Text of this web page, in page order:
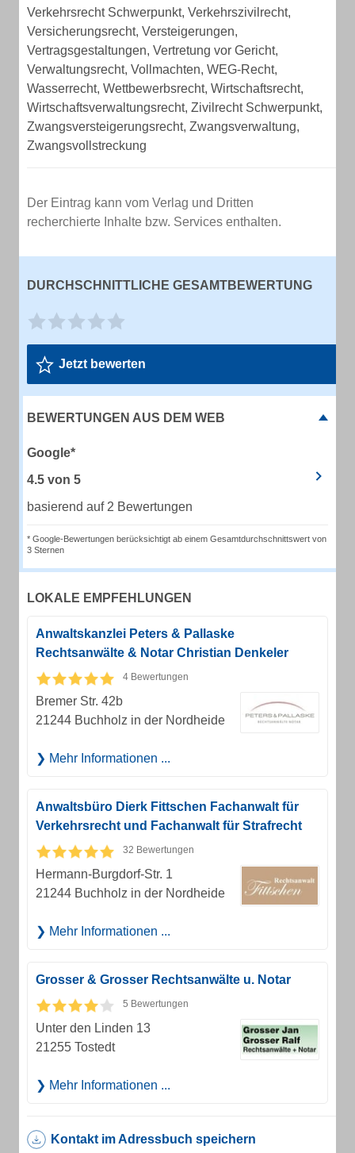
Verkehrsrecht Schwerpunkt, Verkehrszivilrecht,
Versicherungsrecht, Versteigerungen,
Vertragsgestaltungen, Vertretung vor Gericht,
Verwaltungsrecht, Vollmachten, WEG-Recht,
Wasserrecht, Wettbewerbsrecht, Wirtschaftsrecht,
Wirtschaftsverwaltungsrecht, Zivilrecht Schwerpunkt,
Zwangsversteigerungsrecht, Zwangsverwaltung,
Zwangsvollstreckung
Der Eintrag kann vom Verlag und Dritten
recherchierte Inhalte bzw. Services enthalten.
DURCHSCHNITTLICHE GESAMTBEWERTUNG
Jetzt bewerten
BEWERTUNGEN AUS DEM WEB
Google*
4.5 von 5
basierend auf 2 Bewertungen
* Google-Bewertungen berücksichtigt ab einem Gesamtdurchschnittswert von
3 Sternen
LOKALE EMPFEHLUNGEN
Anwaltskanzlei Peters & Pallaske
Rechtsanwälte & Notar Christian Denkeler
4 Bewertungen
Bremer Str. 42b
21244 Buchholz in der Nordheide
Mehr Informationen ...
Anwaltsbüro Dierk Fittschen Fachanwalt für
Verkehrsrecht und Fachanwalt für Strafrecht
32 Bewertungen
Hermann-Burgdorf-Str. 1
21244 Buchholz in der Nordheide
Mehr Informationen ...
Grosser & Grosser Rechtsanwälte u. Notar
5 Bewertungen
Unter den Linden 13
21255 Tostedt
Mehr Informationen ...
Kontakt im Adressbuch speichern